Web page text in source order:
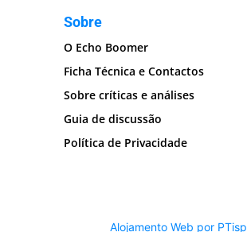
Sobre
O Echo Boomer
Ficha Técnica e Contactos
Sobre críticas e análises
Guia de discussão
Política de Privacidade
Alojamento Web por PTisp